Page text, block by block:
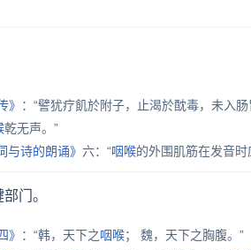
》 ：“譬犹疗飢於附子，止渴於酖毒，未入
乾无声。”
与诗的朗诵》 六：“咽喉的外围肌筋在发音
门。
》 ：“韩，天下之咽喉； 魏，天下之胸腹。”